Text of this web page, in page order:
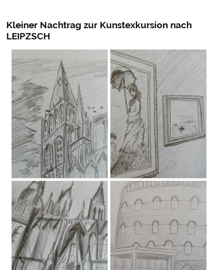
Kleiner Nachtrag zur Kunstexkursion nach
LEIPZSCH